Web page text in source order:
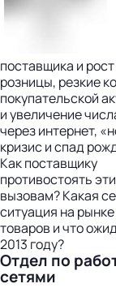
поставщика и
розницы, резкие
покупательской
и увеличение
через интернет,
кризис и спад
Как поставщику
противостоять
вызовам? Какая
ситуация на
товаров и что
2013 году?
Отдел по
сетями